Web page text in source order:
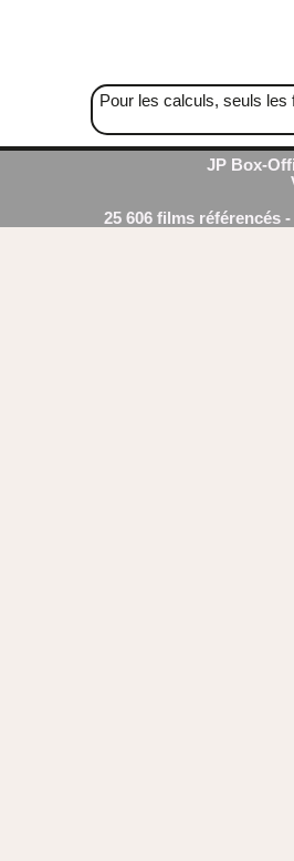
Pour les calculs, seuls
JP Box-
25 606 films référencés